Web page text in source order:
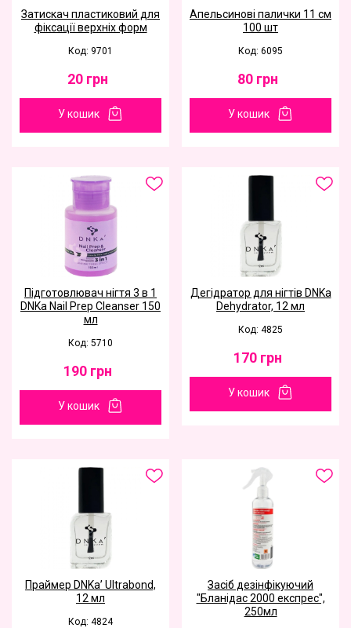
Затискач пластиковий для
фіксації верхніх форм
Код: 9701
20 грн
У кошик
Апельсинові палички 11 см
100 шт
Код: 6095
80 грн
У кошик
Підготовлювач нігтя 3 в 1
DNKa Nail Prep Cleanser 150
мл
Код: 5710
190 грн
У кошик
Дегідратор для нігтів DNKa
Dehydrator, 12 мл
Код: 4825
170 грн
У кошик
Праймер DNKa’ Ultrabond,
12 мл
Код: 4824
Засіб дезінфікуючий
"Бланідас 2000 експрес",
250мл